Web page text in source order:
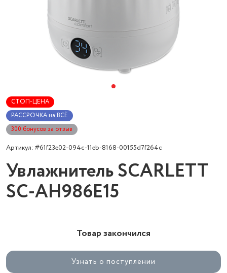
СТОП-ЦЕНА
РАССРОЧКА на ВСЁ
300 бонусов за отзыв
Артикул: #61f23e02-094c-11eb-8168-00155d7f264c
Увлажнитель SCARLETT
SC-AH986E15
Товар закончился
Узнать о поступлении